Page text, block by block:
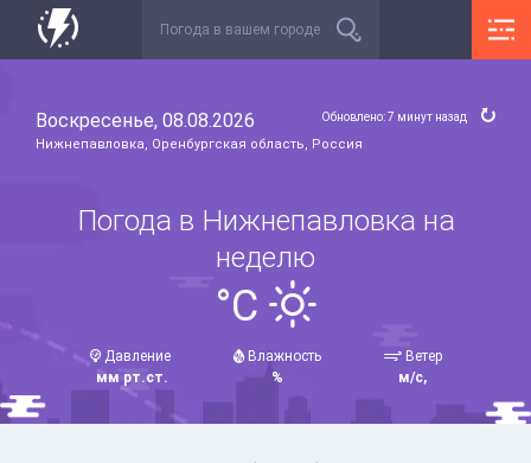
Воскресенье, 08.08.2026
Нижнепавловка, Оренбургская область, Россия
Обновлено: 7 минут назад
Погода в Нижнепавловка на
неделю
°C
Давление
мм рт.ст.
Влажность
%
Ветер
м/с,